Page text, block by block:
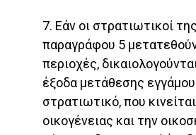
7. Εάν οι στρατιωτικοί
παραγράφου 5
περιοχές,
έξοδα μετάθεσης
στρατιωτικό, που
οικογένειας και την